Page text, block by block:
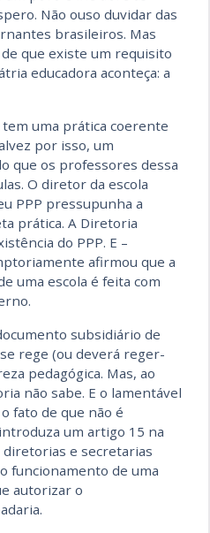
Não ouso duvidar das
brasileiros. Mas
que existe um requisito
educadora aconteça: a
uma prática coerente
por isso, um
que os professores dessa
O diretor da escola
PPP pressupunha a
prática. A Diretoria
do PPP. E –
afirmou que a
uma escola é feita com
subsidiário de
rege (ou deverá reger-
pedagógica. Mas, ao
não sabe. E o lamentável
fato de que não é
um artigo 15 na
diretorias e secretarias
funcionamento de uma
autorizar o